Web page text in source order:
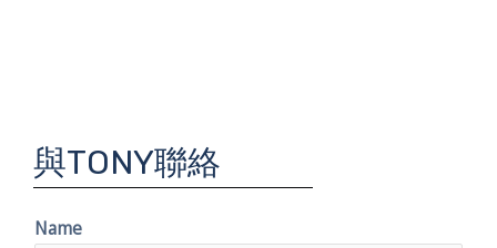
與TONY聯絡
Name